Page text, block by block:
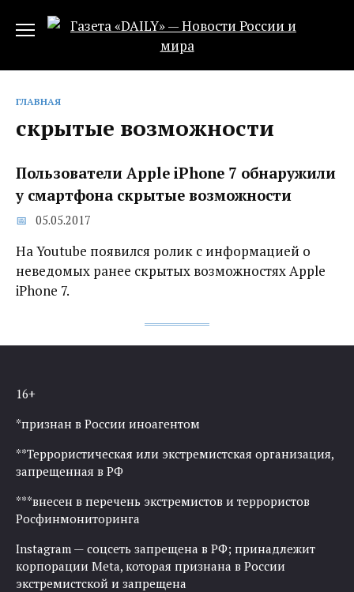
ГЛАВНАЯ
скрытые возможности
Пользователи Apple iPhone 7 обнаружили
у смартфона скрытые возможности
05.05.2017
На Youtube появился ролик с информацией о
неведомых ранее скрытых возможностях Apple
iPhone 7.
16+
*признан в России иноагентом
**Террористическая или экстремистская организация,
запрещенная в РФ
***внесен в перечень экстремистов и террористов
Росфинмониторинга
Instagram — соцсеть запрещена в РФ; принадлежит
корпорации Meta, которая признана в России
экстремистской и запрещена